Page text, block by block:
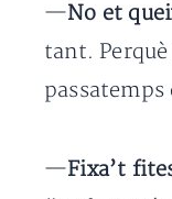
—No et
tant.
passatemps
—Fixa’t